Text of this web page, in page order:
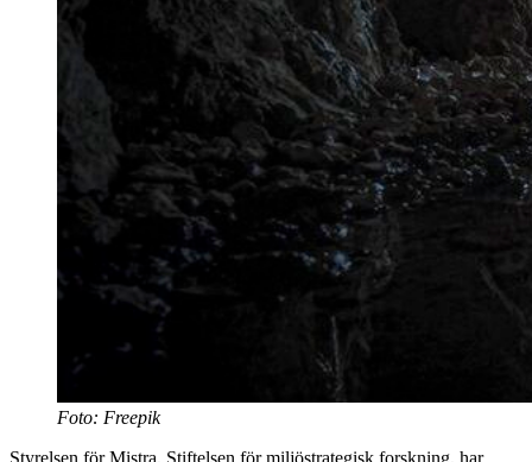
Foto: Freepik
Styrelsen för Mistra, Stiftelsen för miljöstrategisk forskning, har